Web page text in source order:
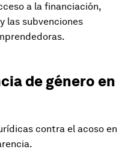
a la financiación,
las subvenciones
de género en
contra el acoso en